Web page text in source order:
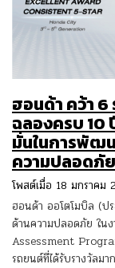
ฮอนด้า คว้า
ฉลองครบ 10
มั่นในการพัฒ
ความปลอดภั
โพสต์เมื่อ 18 มกราคม
ฮอนด้า ออโตโมบิล (ปร
ด้านความปลอดภัย ใน
Assessment
รถยนต์ที่ได้รับรางวัลม